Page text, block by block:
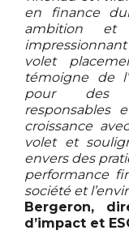
en finance
ambition
volet
témoigne de
pour des
responsables
croissance
volet et
envers des
performance
société et
Bergeron,
d’impact et